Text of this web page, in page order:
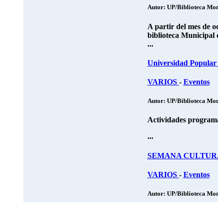
Autor: UP/Biblioteca
A partir del mes de
biblioteca Municipal
...
Universidad Popular
VARIOS - Eventos
Autor: UP/Biblioteca
Actividades
...
SEMANA
VARIOS - Eventos
Autor: UP/Biblioteca